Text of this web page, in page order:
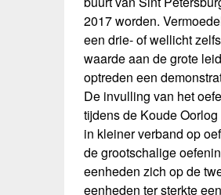
2017 worden.
een drie- of wellicht
waarde aan de grote
optreden een
De invulling van het
tijdens de Koude
in kleiner verband op
de grootschalige
eenheden zich op de
eenheden ter sterkte